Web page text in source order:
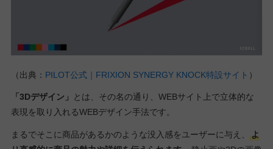
（出典： PILOT公式｜FRIXION SYNERGY KNOCK特設サイト ）
「3Dデザイン」
とは、その名の通り、WEBサイト上で立体的な
表現を取り入れるWEBデザイン手法です。
まるでそこに商品があるかのような没入感をユーザーに与え、
よ